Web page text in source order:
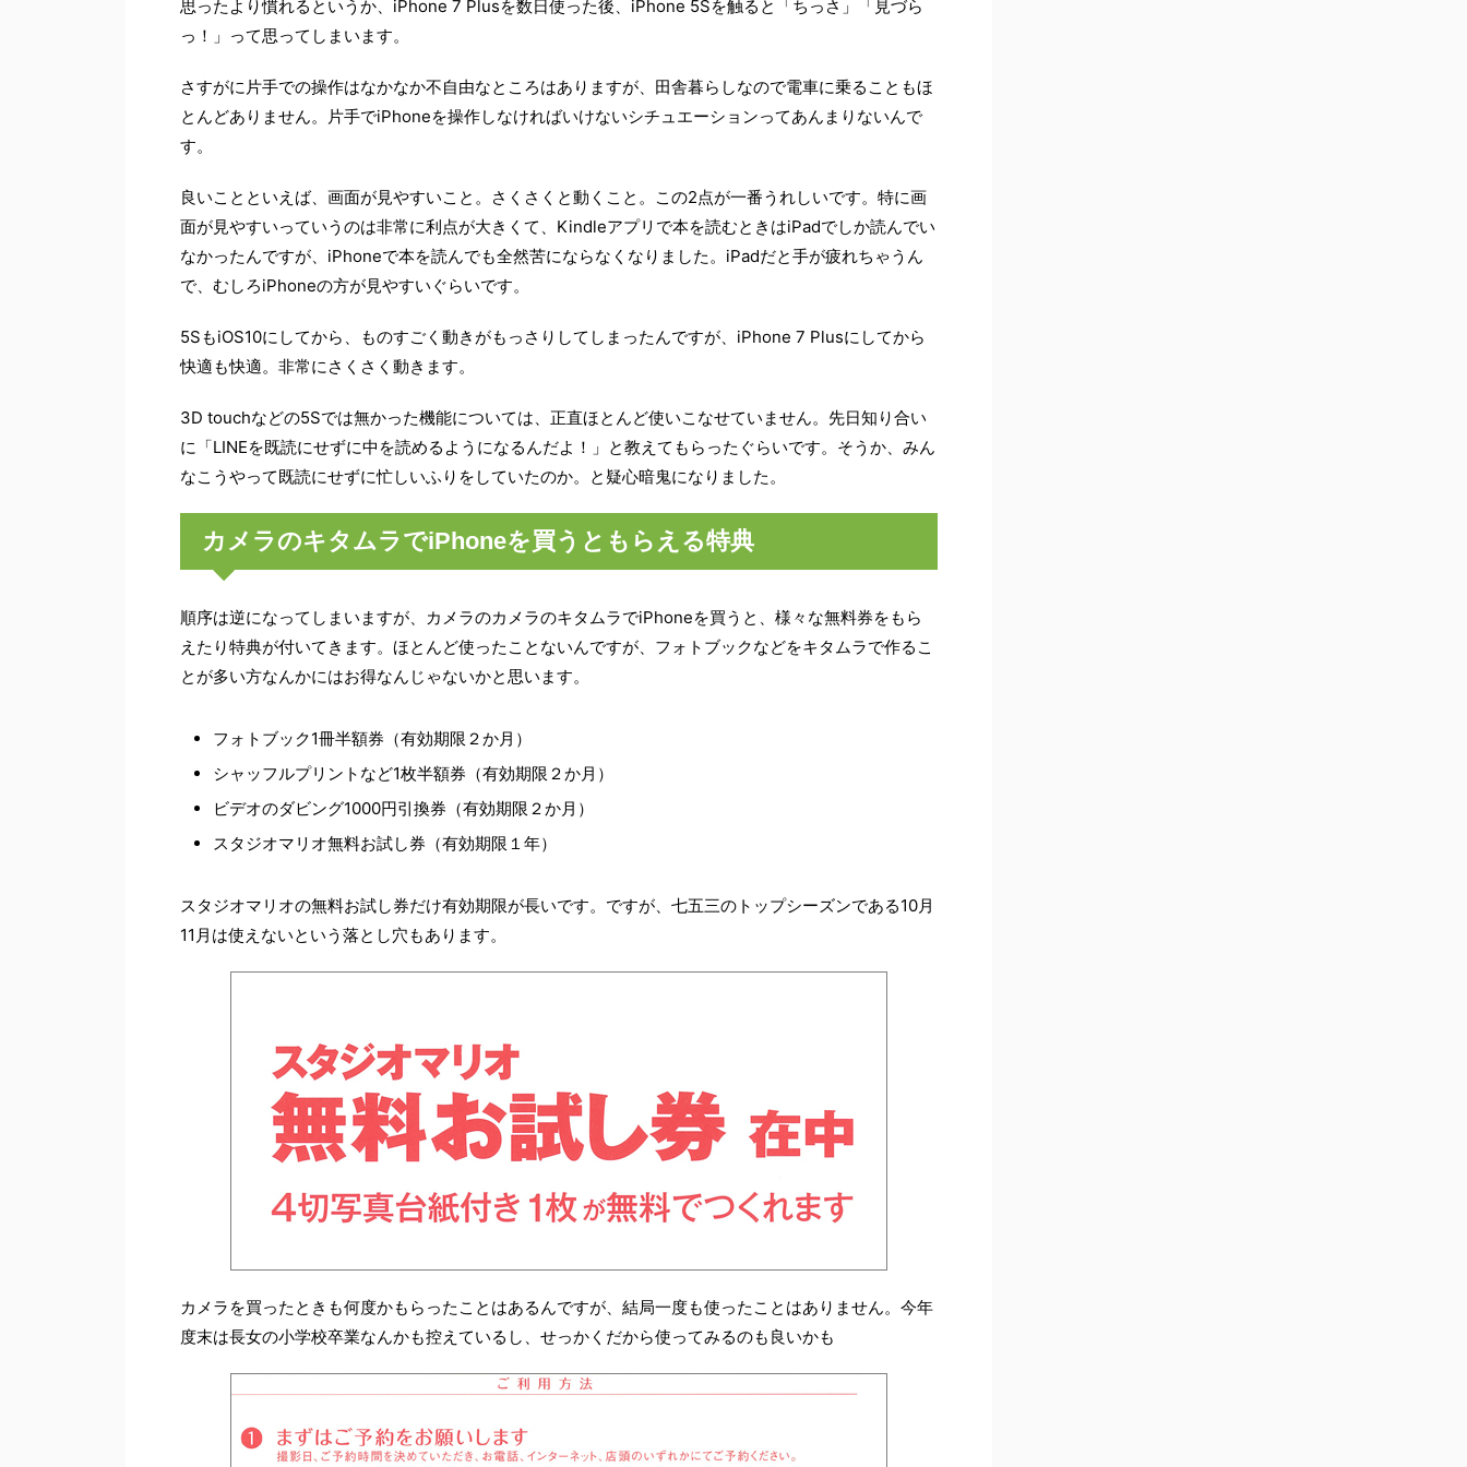
思ったより慣れるというか、iPhone 7 Plusを数日使った後、iPhone 5Sを触ると「ちっさ」「見づら
っ！」って思ってしまいます。
さすがに片手での操作はなかなか不自由なところはありますが、田舎暮らしなので電車に乗ることもほ
とんどありません。片手でiPhoneを操作しなければいけないシチュエーションってあんまりないんで
す。
良いことといえば、画面が見やすいこと。さくさくと動くこと。この2点が一番うれしいです。特に画
面が見やすいっていうのは非常に利点が大きくて、Kindleアプリで本を読むときはiPadでしか読んでい
なかったんですが、iPhoneで本を読んでも全然苦にならなくなりました。iPadだと手が疲れちゃうん
で、むしろiPhoneの方が見やすいぐらいです。
5SもiOS10にしてから、ものすごく動きがもっさりしてしまったんですが、iPhone 7 Plusにしてから
快適も快適。非常にさくさく動きます。
3D touchなどの5Sでは無かった機能については、正直ほとんど使いこなせていません。先日知り合い
に「LINEを既読にせずに中を読めるようになるんだよ！」と教えてもらったぐらいです。そうか、みん
なこうやって既読にせずに忙しいふりをしていたのか。と疑心暗鬼になりました。
カメラのキタムラでiPhoneを買うともらえる特典
順序は逆になってしまいますが、カメラのカメラのキタムラでiPhoneを買うと、様々な無料券をもら
えたり特典が付いてきます。ほとんど使ったことないんですが、フォトブックなどをキタムラで作るこ
とが多い方なんかにはお得なんじゃないかと思います。
フォトブック1冊半額券（有効期限２か月）
シャッフルプリントなど1枚半額券（有効期限２か月）
ビデオのダビング1000円引換券（有効期限２か月）
スタジオマリオ無料お試し券（有効期限１年）
スタジオマリオの無料お試し券だけ有効期限が長いです。ですが、七五三のトップシーズンである10月
11月は使えないという落とし穴もあります。
カメラを買ったときも何度かもらったことはあるんですが、結局一度も使ったことはありません。今年
度末は長女の小学校卒業なんかも控えているし、せっかくだから使ってみるのも良いかも